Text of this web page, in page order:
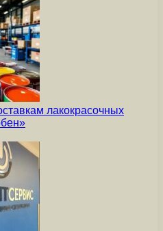
лакокрасочных